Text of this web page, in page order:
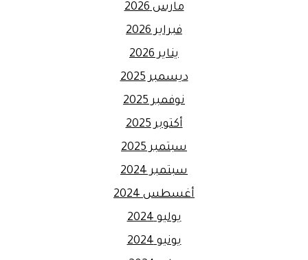
مارس 2026
فبراير 2026
يناير 2026
ديسمبر 2025
نوفمبر 2025
أكتوبر 2025
سبتمبر 2025
سبتمبر 2024
أغسطس 2024
يوليو 2024
يونيو 2024